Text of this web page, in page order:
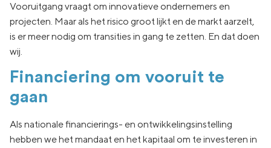
Vooruitgang vraagt om innovatieve ondernemers en
projecten. Maar als het risico groot lijkt en de markt aarzelt,
is er meer nodig om transities in gang te zetten. En dat doen
wij.
Financiering om vooruit te
gaan
Als nationale financierings- en ontwikkelingsinstelling
hebben we het mandaat en het kapitaal om te investeren in